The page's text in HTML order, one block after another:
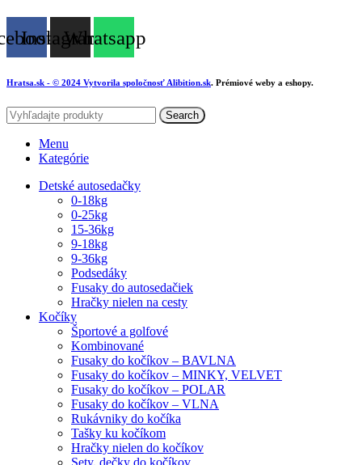
InstagramWhatsapp
Hratsa.sk - © 2024 Vytvorila spoločnosť Alibition.sk. Prémiové weby a eshopy.
Search
Menu
Kategórie
Detské autosedačky
0-18kg
0-25kg
15-36kg
9-18kg
9-36kg
Podsedáky
Fusaky do autosedačiek
Hračky nielen na cesty
Kočíky
Športové a golfové
Kombinované
Fusaky do kočíkov – BAVLNA
Fusaky do kočíkov – MINKY, VELVET
Fusaky do kočíkov – POLAR
Fusaky do kočíkov – VLNA
Rukávniky do kočíka
Tašky ku kočíkom
Hračky nielen do kočíkov
Sety, dečky do kočíkov